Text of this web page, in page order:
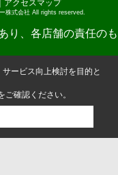
｜アクセスマップ
株式会社 All rights reserved.
り、各店舗の責任のも
ービス向上検討を目的と
ご確認ください。